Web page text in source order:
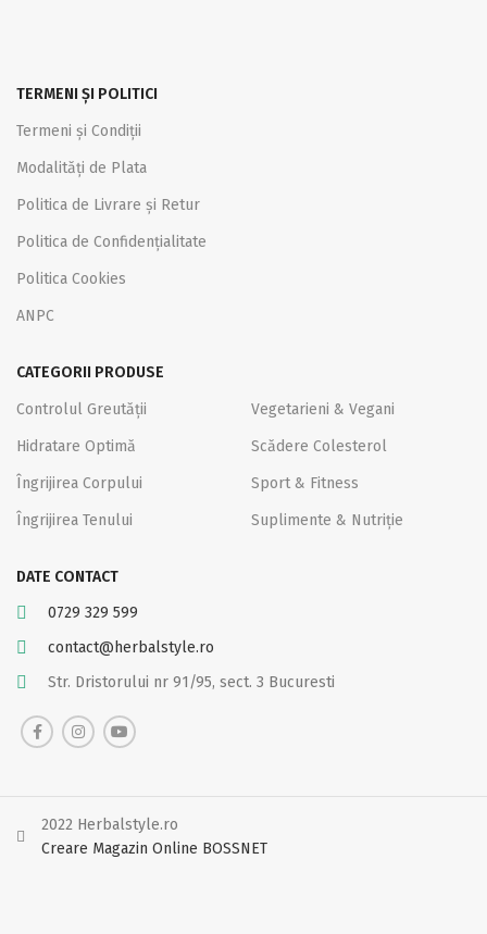
TERMENI ȘI POLITICI
Termeni și Condiții
Modalități de Plata
Politica de Livrare și Retur
Politica de Confidențialitate
Politica Cookies
ANPC
CATEGORII PRODUSE
Controlul Greutății
Hidratare Optimă
Îngrijirea Corpului
Îngrijirea Tenului
Vegetarieni & Vegani
Scădere Colesterol
Sport & Fitness
Suplimente & Nutriție
DATE CONTACT
0729 329 599
contact@herbalstyle.ro
Str. Dristorului nr 91/95, sect. 3 Bucuresti
2022 Herbalstyle.ro
Creare Magazin Online BOSSNET